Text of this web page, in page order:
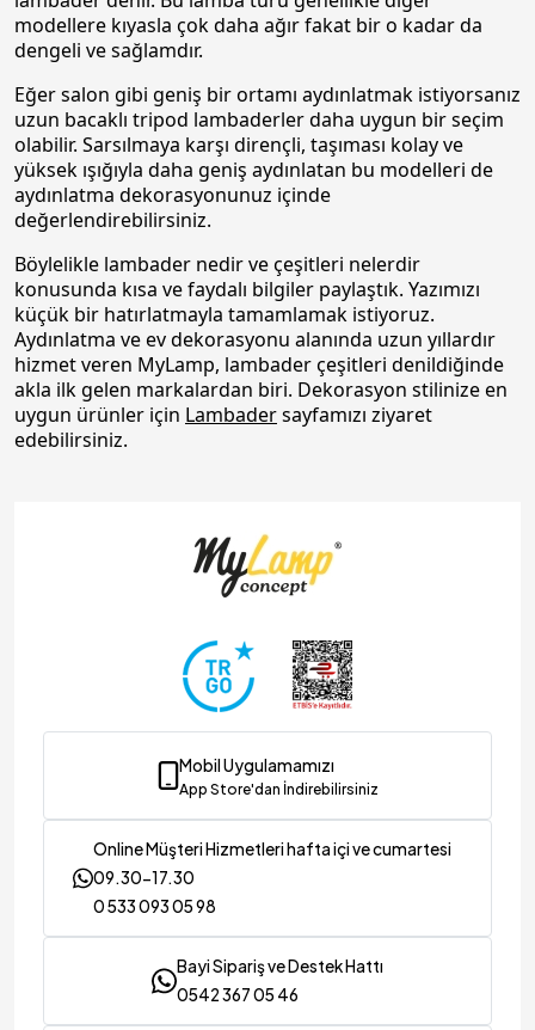
modellere kıyasla çok daha ağır fakat bir o kadar da
dengeli ve sağlamdır.
Eğer salon gibi geniş bir ortamı aydınlatmak istiyorsanız
uzun bacaklı tripod lambaderler daha uygun bir seçim
olabilir. Sarsılmaya karşı dirençli, taşıması kolay ve
yüksek ışığıyla daha geniş aydınlatan bu modelleri de
aydınlatma dekorasyonunuz içinde
değerlendirebilirsiniz.
Böylelikle lambader nedir ve çeşitleri nelerdir
konusunda kısa ve faydalı bilgiler paylaştık. Yazımızı
küçük bir hatırlatmayla tamamlamak istiyoruz.
Aydınlatma ve ev dekorasyonu alanında uzun yıllardır
hizmet veren MyLamp, lambader çeşitleri denildiğinde
akla ilk gelen markalardan biri. Dekorasyon stilinize en
uygun ürünler için Lambadersayfamızı ziyaret
edebilirsiniz.
Mobil Uygulamamızı
App Store'dan İndirebilirsiniz
Online Müşteri Hizmetleri hafta içi ve cumartesi
09.30-17.30
0 533 093 05 98
Bayi Sipariş ve Destek Hattı
0542 367 05 46